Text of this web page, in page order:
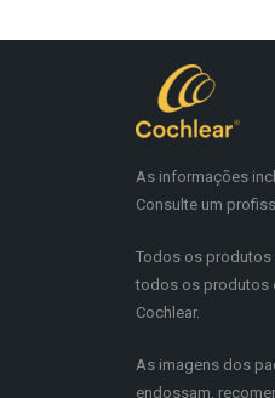
As informações
Consulte um
Todos os produtos
todos os produtos
Cochlear.
As imagens dos
endossam,